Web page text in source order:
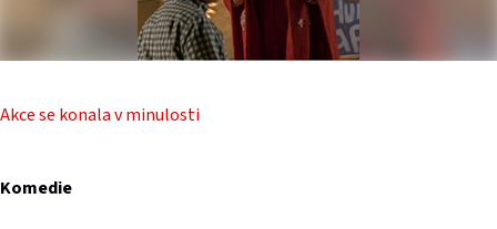
Akce se konala v minulosti
Komedie